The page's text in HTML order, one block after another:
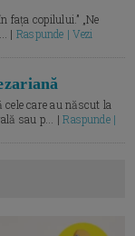
fața copilului.” „Ne
| Raspunde | Vezi
care au născut la
sau p... |Raspunde |